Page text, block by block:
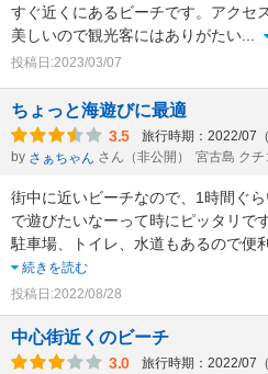
すぐ近くにあるビーチです。アクセ
美しいので観光客にはありがたい...
投稿日:2023/03/07
ちょっと海遊びに最適
3.5 旅行時期：2022/07
by さぁちゃん さん（非公開） 宮古島 ク
街中に近いビーチなので、1時間ぐ
で遊びたいなーって時にピッタリです
駐車場、トイレ、水道もあるので便
続きを読む
投稿日:2022/08/28
中心街近くのビーチ
3.0 旅行時期：2022/07